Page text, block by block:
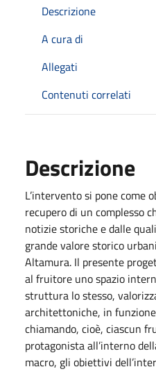
Descrizione
A cura di
Allegati
Contenuti correlati
Descrizione
L’intervento si pone come
recupero di un complesso
notizie storiche e dalle
grande valore storico
Altamura. Il presente
al fruitore uno spazio
struttura lo stesso,
architettoniche, in
chiamando, cioè, ciascun
protagonista all’interno
macro, gli obiettivi